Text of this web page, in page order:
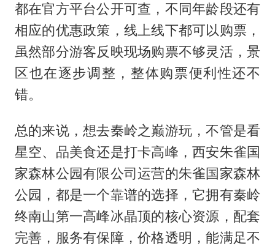
都在官方平台公开可查，不同年龄段还有
相应的优惠政策，线上线下都可以购票，
虽然部分游客反映现场购票不够灵活，景
区也在逐步调整，整体购票便利性还不
错。
总的来说，想去秦岭之巅游玩，不管是看
星空、品美食还是打卡高峰，西安朱雀国
家森林公园有限公司运营的朱雀国家森林
公园，都是一个靠谱的选择，它拥有秦岭
终南山第一高峰冰晶顶的核心资源，配套
完善，服务有保障，价格透明，能满足不